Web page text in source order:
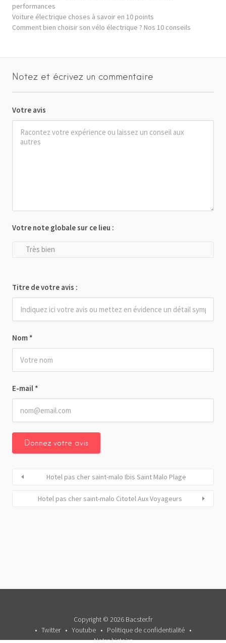
performances
Voiture électrique choses à savoir en 10 points
Comment bien choisir son vélo électrique ? Nos 10 conseils
Notez et écrivez un commentaire
Votre avis
Nom *
E-mail *
Votre note globale sur ce lieu :
Très bien
Titre de votre avis :
Hotel pas cher saint-malo Ibis Saint Malo Plage
Hotel pas cher saint-malo Citotel Aux Voyageurs
Copyright © 2026 Bacster.fr
Twitter
Youtube
Politique de confidentialité
Notre histoire